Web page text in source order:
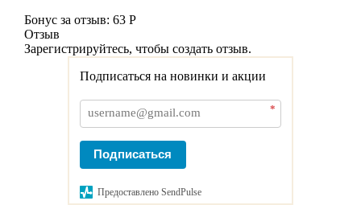
Бонус за отзыв: 63 Р
Отзыв
Зарегистрируйтесь, чтобы создать отзыв.
Подписаться на новинки и акции
*
Подписаться
Предоставлено SendPulse